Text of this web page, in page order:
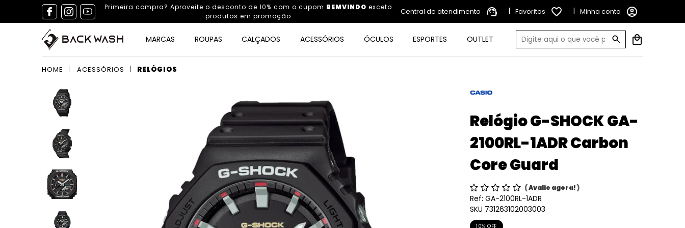
Primeira compra? Aproveite o desconto de 10% com o cupom BEMVINDO exceto
produtos em promoção
Central de atendimento support_agent | Favoritos favorite_border | Minha conta account_circle
MARCAS ROUPAS CALÇADOS ACESSÓRIOS ÓCULOS ESPORTES OUTLET
HOME ACESSÓRIOS RELÓGIOS
Relógio G-SHOCK GA-
2100RL-1ADR Carbon
Core Guard
(Avalie agora!)
Ref:GA-2100RL-1ADR
SKU 731263102003003
10% OFF